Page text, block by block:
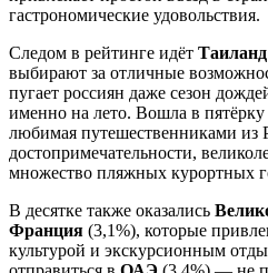
гастрономические удовольствия.
Следом в рейтинге идёт Таиланд
выбирают за отличные
пугает россиян даже сезон
именно на лето. Вошла в пятёрку
любимая путешественниками из
достопримечательности,
множество пляжных курортных
В десятке также оказались
Франция (3,1%), которые
культурой и экскурсионным